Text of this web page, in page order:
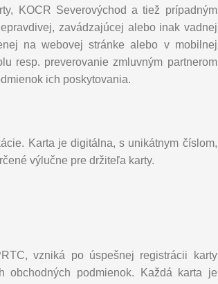
KOCR Severovýchod a tiež prípadným
zavádzajúcej alebo inak vadnej
na webovej stránke alebo v mobilnej
resp. preverovanie zmluvným partnerom
ich poskytovania.
Karta je digitálna, s unikátnym číslom,
výlučne pre držiteľa karty.
vzniká po úspešnej registrácii karty
podmienok. Každá karta je